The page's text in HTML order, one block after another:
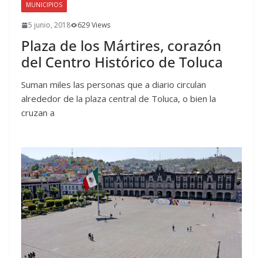
MUNICIPIOS
5 junio, 2018 629 Views
Plaza de los Mártires, corazón
del Centro Histórico de Toluca
Suman miles las personas que a diario circulan
alrededor de la plaza central de Toluca, o bien la
cruzan a